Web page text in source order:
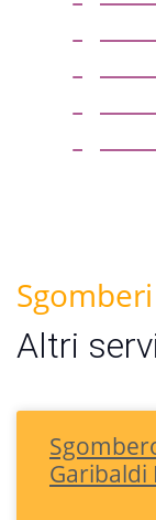
Altri
Garibaldi